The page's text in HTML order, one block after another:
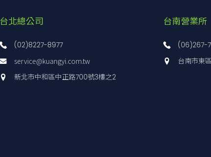
台北總公司
(02)8227-8977
service@kuangyi.com.tw
新北市中和區中正路700號3樓之2
台南營業所
(06)267-
台南市東